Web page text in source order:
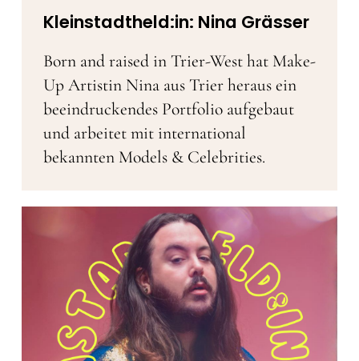
Kleinstadtheld:in: Nina Grässer
Born and raised in Trier-West hat Make-
Up Artistin Nina aus Trier heraus ein
beeindruckendes Portfolio aufgebaut
und arbeitet mit international
bekannten Models & Celebrities.